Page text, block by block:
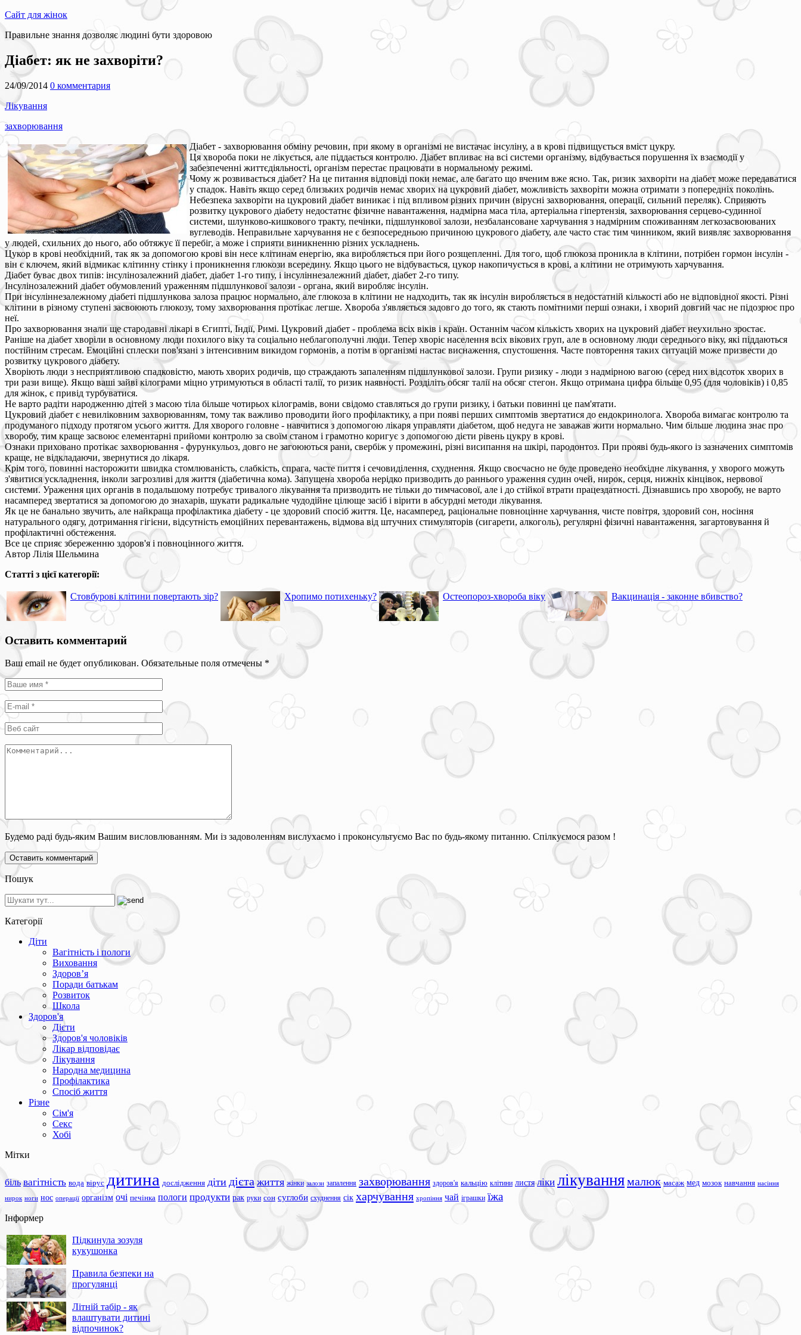
Сайт для жінок
Правильне знання дозволяє людині бути здоровою
Діабет: як не захворіти?
24/09/2014 0 комментария
Лікування
захворювання
Діабет - захворювання обміну речовин, при якому в організмі не вистачає інсуліну, а в крові підвищується вміст цукру.
Ця хвороба поки не лікується, але піддається контролю. Діабет впливає на всі системи організму, відбувається порушення їх взаємодії у
забезпеченні життєдіяльності, організм перестає працювати в нормальному режимі.
Чому ж розвивається діабет? На це питання відповіді поки немає, але багато що вченим вже ясно. Так, ризик захворіти на діабет може передаватися
у спадок. Навіть якщо серед близьких родичів немає хворих на цукровий діабет, можливість захворіти можна отримати з попередніх поколінь.
Небезпека захворіти на цукровий діабет виникає і під впливом різних причин (вірусні захворювання, операції, сильний переляк). Сприяють
розвитку цукрового діабету недостатнє фізичне навантаження, надмірна маса тіла, артеріальна гіпертензія, захворювання серцево-судинної
системи, шлунково-кишкового тракту, печінки, підшлункової залози, незбалансоване харчування з надмірним споживанням легкозасвоюваних
вуглеводів. Неправильне харчування не є безпосередньою причиною цукрового діабету, але часто стає тим чинником, який виявляє захворювання
у людей, схильних до нього, або обтяжує її перебіг, а може і сприяти виникненню різних ускладнень.
Цукор в крові необхідний, так як за допомогою крові він несе клітинам енергію, яка виробляється при його розщепленні. Для того, щоб глюкоза проникла в клітини, потрібен гормон інсулін -
він є ключем, який відмикає клітинну стінку і проникнення глюкози всередину. Якщо цього не відбувається, цукор накопичується в крові, а клітини не отримують харчування.
Діабет буває двох типів: інсулінозалежний діабет, діабет 1-го типу, і інсуліннезалежний діабет, діабет 2-го типу.
Інсулінозалежний діабет обумовлений ураженням підшлункової залози - органа, який виробляє інсулін.
При інсуліннезалежному діабеті підшлункова залоза працює нормально, але глюкоза в клітини не надходить, так як інсулін виробляється в недостатній кількості або не відповідної якості. Різні
клітини в різному ступені засвоюють глюкозу, тому захворювання протікає легше. Хвороба з'являється задовго до того, як стають помітними перші ознаки, і хворий довгий час не підозрює про
неї.
Про захворювання знали ще стародавні лікарі в Єгипті, Індії, Римі. Цукровий діабет - проблема всіх віків і країн. Останнім часом кількість хворих на цукровий діабет неухильно зростає.
Раніше на діабет хворіли в основному люди похилого віку та соціально неблагополучні люди. Тепер хворіє населення всіх вікових груп, але в основному люди середнього віку, які піддаються
постійним стресам. Емоційні сплески пов'язані з інтенсивним викидом гормонів, а потім в організмі настає виснаження, спустошення. Часте повторення таких ситуацій може призвести до
розвитку цукрового діабету.
Хворіють люди з несприятливою спадковістю, мають хворих родичів, що страждають запаленням підшлункової залози. Групи ризику - люди з надмірною вагою (серед них відсоток хворих в
три рази вище). Якщо ваші зайві кілограми міцно утримуються в області талії, то ризик наявності. Розділіть обсяг талії на обсяг стегон. Якщо отримана цифра більше 0,95 (для чоловіків) і 0,85
для жінок, є привід турбуватися.
Не варто радіти народженню дітей з масою тіла більше чотирьох кілограмів, вони свідомо ставляться до групи ризику, і батьки повинні це пам'ятати.
Цукровий діабет є невиліковним захворюванням, тому так важливо проводити його профілактику, а при появі перших симптомів звертатися до ендокринолога. Хвороба вимагає контролю та
продуманого підходу протягом усього життя. Для хворого головне - навчитися з допомогою лікаря управляти діабетом, щоб недуга не заважав жити нормально. Чим більше людина знає про
хворобу, тим краще засвоює елементарні прийоми контролю за своїм станом і грамотно коригує з допомогою дієти рівень цукру в крові.
Ознаки приховано протікає захворювання - фурункульоз, довго не загоюються рани, свербіж у промежині, різні висипання на шкірі, пародонтоз. При прояві будь-якого із зазначених симптомів
краще, не відкладаючи, звернутися до лікаря.
Крім того, повинні насторожити швидка стомлюваність, слабкість, спрага, часте пиття і сечовиділення, схуднення. Якщо своєчасно не буде проведено необхідне лікування, у хворого можуть
з'явитися ускладнення, інколи загрозливі для життя (діабетична кома). Запущена хвороба нерідко призводить до раннього ураження судин очей, нирок, серця, нижніх кінцівок, нервової
системи. Ураження цих органів в подальшому потребує тривалого лікування та призводить не тільки до тимчасової, але і до стійкої втрати працездатності. Дізнавшись про хворобу, не варто
насамперед звертатися за допомогою до знахарів, шукати радикальне чудодійне цілюще засіб і вірити в абсурдні методи лікування.
Як це не банально звучить, але найкраща профілактика діабету - це здоровий спосіб життя. Це, насамперед, раціональне повноцінне харчування, чисте повітря, здоровий сон, носіння
натурального одягу, дотримання гігієни, відсутність емоційних перевантажень, відмова від штучних стимуляторів (сигарети, алкоголь), регулярні фізичні навантаження, загартовування й
профілактичні обстеження.
Все це сприяє збереженню здоров'я і повноцінного життя.
Автор Лілія Шельмина
Статті з цієї категорії:
Стовбурові клітини повертають зір? Хропимо потихеньку? Остеопороз-хвороба віку Вакцинація - законне вбивство?
Оставить комментарий
Ваш email не будет опубликован. Обязательные поля отмечены *
Будемо раді будь-яким Вашим висловлюванням. Ми із задоволенням вислухаємо і проконсультуємо Вас по будь-якому питанню. Спілкуємося разом !
Пошук
Категорії
Діти
Вагітність і пологи
Виховання
Здоров’я
Поради батькам
Розвиток
Школа
Здоров'я
Дієти
Здоров'я чоловіків
Лікар відповідає
Лікування
Народна медицина
Профілактика
Спосіб життя
Різне
Сім'я
Секс
Хобі
Мітки
біль вагітність вода вірус дитина дослідження діти дієта життя жінки залози запалення захворювання здоров'я кальцію клітини листя ліки лікуваннямалюк масаж мед мозок навчання насіння
нирок ноги нос операції організм очі печінка пологи продукти рак руки сон суглоби схуднення сік харчування хропіння чай іграшки їжа
Інформер
Підкинула зозуля
кукушонка
Правила безпеки на
прогулянці
Літній табір - як
влаштувати дитині
відпочинок?